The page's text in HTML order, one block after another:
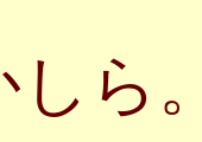
しら